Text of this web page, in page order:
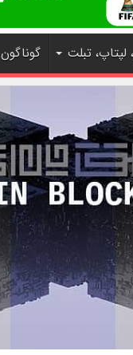
لپتاپ، تبلت گوناگون